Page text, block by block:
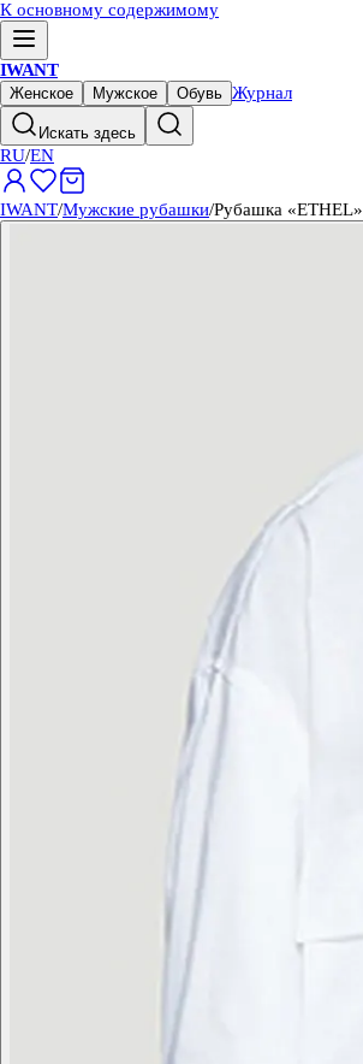
К основному содержимому
IWANT
Женское Мужское Обувь Журнал
Искать здесь
RU/EN
IWANT/Мужские рубашки/Рубашка «ETHEL»